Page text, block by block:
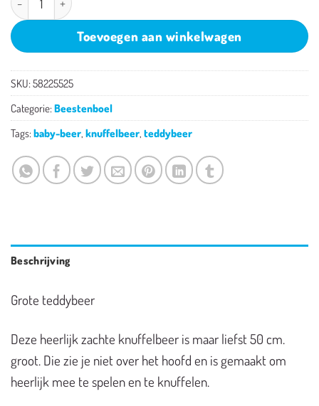
Toevoegen aan winkelwagen
SKU: 58225525
Categorie: Beestenboel
Tags: baby-beer, knuffelbeer, teddybeer
Beschrijving
Grote teddybeer
Deze heerlijk zachte knuffelbeer is maar liefst 50 cm.
groot. Die zie je niet over het hoofd en is gemaakt om
heerlijk mee te spelen en te knuffelen.